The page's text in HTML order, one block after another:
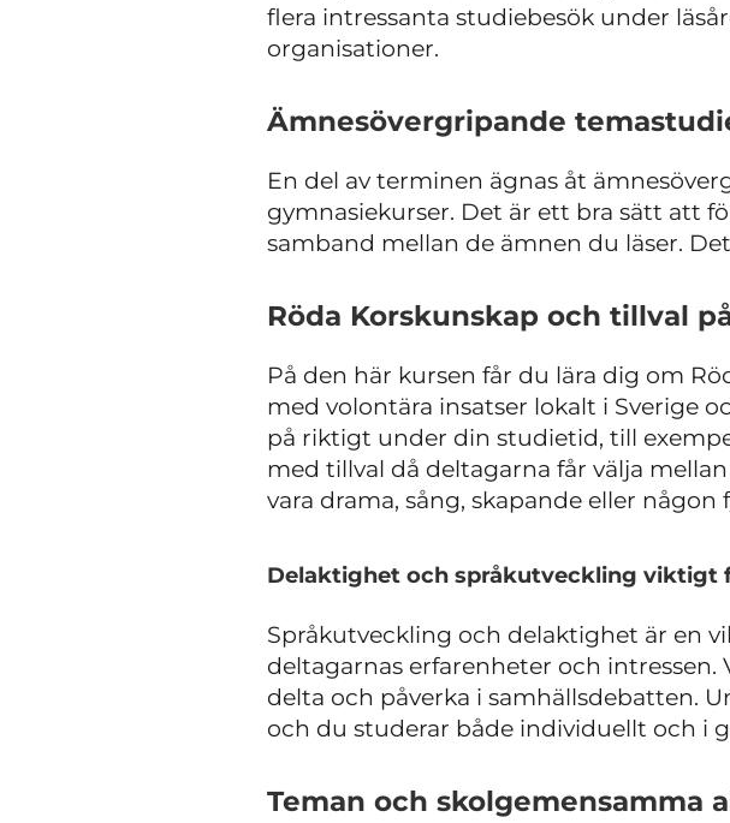
flera intressanta studiebesök under
organisationer.
Ämnesövergripande
En del av terminen ägnas åt
gymnasiekurser. Det är ett bra sätt att
samband mellan de ämnen du läser.
Röda Korskunskap och tillval
På den här kursen får du lära dig om
med volontära insatser lokalt i Sverige
på riktigt under din studietid, till
med tillval då deltagarna får välja
vara drama, sång, skapande eller någon
Delaktighet och språkutveckling viktigt
Språkutveckling och delaktighet är en
deltagarnas erfarenheter och
delta och påverka i samhällsdebatten.
och du studerar både individuellt och i
Teman och skolgemensamma